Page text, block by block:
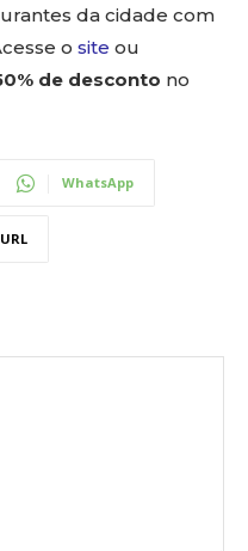
da cidade com
o site ou
de desconto no
WhatsApp